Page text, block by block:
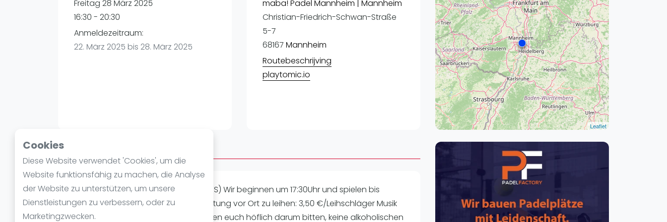
Cookies
Diese Website verwendet 'Cookies', um die
Website funktionsfähig zu machen, die Analyse
der Website zu unterstützen, um unsere
Dienstleistungen zu verbessern, oder zu
Marketingzwecken.
Verschiedenes
Leipzig
Dortmund
Essen
Freitag 28 März 2025
16:30 - 20:30
Anmeldezeitraum:
22. März 2025 bis 28. März 2025
maba! Padel Mannheim | Mannheim
Christian-Friedrich-Schwan-Straße
5-7
68167 Mannheim
Routebeschrijving
playtomic.io
Leaflet
Über AFTERWORK FREITAG
AFTER WORK PADEL (4 INDOOR COURTS) Wir beginnen um 17:30Uhr und spielen bis
21:30Uhr. Spielstärke: Alle Level Ausrüstung vor Ort zu leihen: 3,50 €/Leihschläger Musik
und ganz viel Padelspaß! Wir möchten euch höflich darum bitten, keine alkoholischen